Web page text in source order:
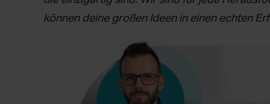
können deine großen Ideen in einen echten